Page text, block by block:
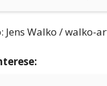
Jens Walko / walko-